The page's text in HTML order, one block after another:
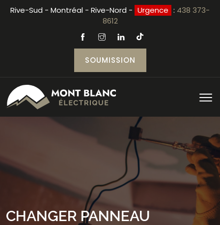
Rive-Sud - Montréal - Rive-Nord - Urgence : 438 373-
8612
SOUMISSION
CHANGER PANNEAU